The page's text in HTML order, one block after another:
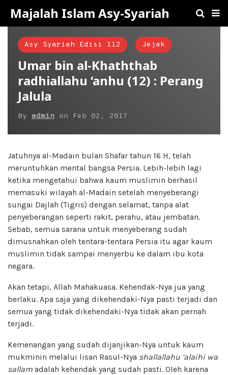
Majalah Islam Asy-Syariah
Asy Syariah Edisi 112 Jejak
Umar bin al-Khaththab
radhiallahu ‘anhu (12) : Perang
Jalula
By admin on Feb 02, 2017
Jatuhnya al-Madain bulan Shafar tahun 16 H, telah
meruntuhkan mental bangsa Persia. Lebih-lebih lagi
ketika mengetahui bahwa kaum muslimin berhasil
memasuki wilayah al-Madain setelah menyeberangi
sungai Dajlah (Tigris) dengan selamat, tanpa alat
penyeberangan seperti rakit, perahu, atau jembatan.
Sebab, semua sarana untuk menyeberang sudah
dimusnahkan oleh tentara-tentara Persia itu agar kaum
muslimin tidak sampai menyerbu ke dalam ibu kota
negara.
Akan tetapi, Allah Mahakuasa. Kehendak-Nya jua yang
berlaku. Apa saja yang dikehendaki-Nya pasti terjadi dan
semua yang tidak dikehendaki-Nya tidak akan pernah
terjadi.
Kemenangan yang sudah dijanjikan-Nya untuk kaum
mukminin melalui lisan Rasul-Nya shallallahu ‘alaihi wa
sallam adalah kehendak yang sudah pasti. Oleh karena